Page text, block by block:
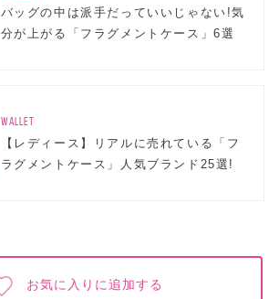
バッグの中は派手だっていいじゃない!気
分が上がる「フラグメントケース」6選
WALLET
【レディース】リアルに売れている「フ
ラグメントケース」人気ブランド25選!
お気に入りに追加する